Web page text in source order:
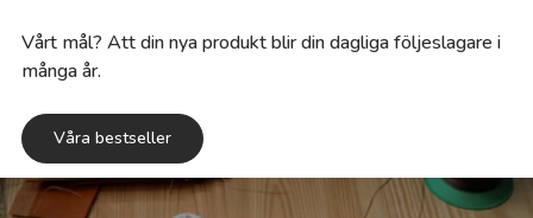
Vårt mål? Att din nya produkt blir din dagliga följeslagare i
många år.
Våra bestseller